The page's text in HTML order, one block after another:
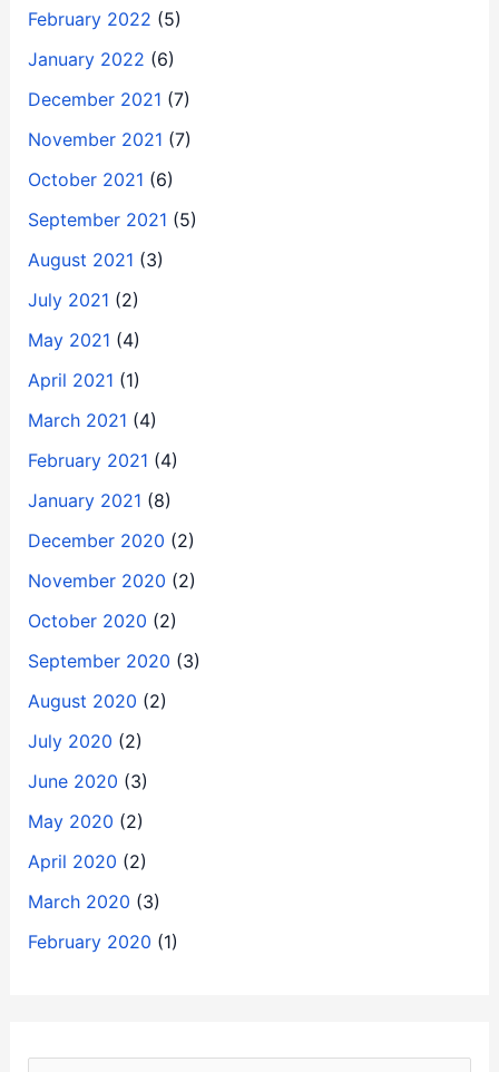
February 2022 (5)
January 2022 (6)
December 2021 (7)
November 2021 (7)
October 2021 (6)
September 2021 (5)
August 2021 (3)
July 2021 (2)
May 2021 (4)
April 2021 (1)
March 2021 (4)
February 2021 (4)
January 2021 (8)
December 2020 (2)
November 2020 (2)
October 2020 (2)
September 2020 (3)
August 2020 (2)
July 2020 (2)
June 2020 (3)
May 2020 (2)
April 2020 (2)
March 2020 (3)
February 2020 (1)